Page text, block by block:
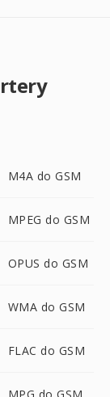
M4A do GSM
MPEG do GSM
OPUS do GSM
WMA do GSM
FLAC do GSM